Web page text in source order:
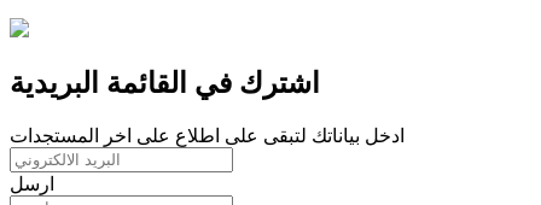
اشترك في القائمة البريدية
ادخل بياناتك لتبقى على اطلاع على اخر المستجدات
ارسل